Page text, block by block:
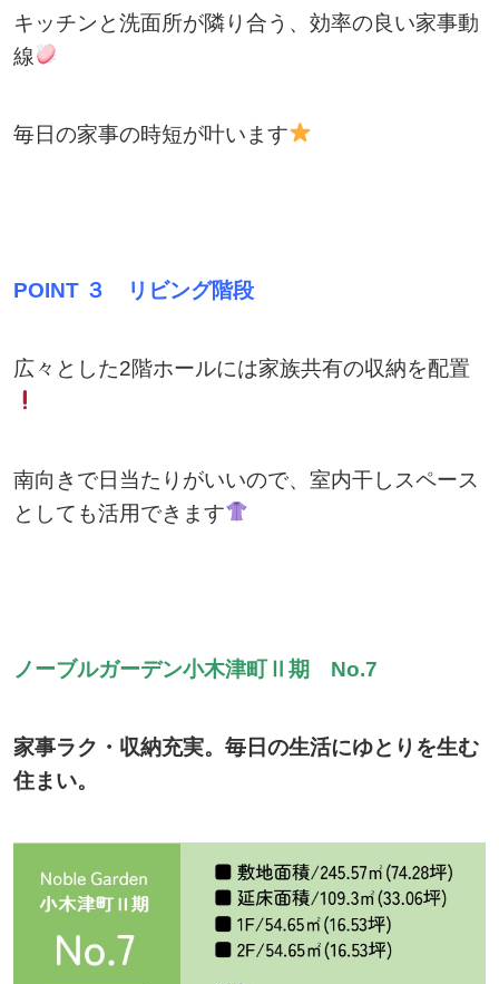
キッチンと洗面所が隣り合う、効率の良い家事動
線
毎日の家事の時短が叶います
POINT ３ リビング階段
広々とした2階ホールには家族共有の収納を配置
南向きで日当たりがいいので、室内干しスペース
としても活用できます
ノーブルガーデン小木津町Ⅱ期 No.7
家事ラク・収納充実。毎日の生活にゆとりを生む
住まい。